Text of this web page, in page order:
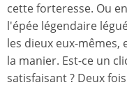
cette forteresse. Ou
l'épée légendaire
les dieux eux-mêmes,
la manier. Est-ce un
satisfaisant ? Deux